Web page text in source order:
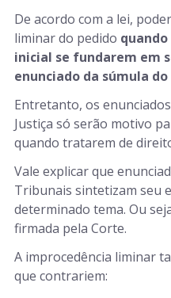
De acordo com a lei,
liminar do pedido
inicial se fundarem em
enunciado da súmula do
Entretanto, os
Justiça só serão motivo
quando tratarem de
Vale explicar que
Tribunais sintetizam seu
determinado tema. Ou
firmada pela Corte.
A improcedência liminar
que contrariem: